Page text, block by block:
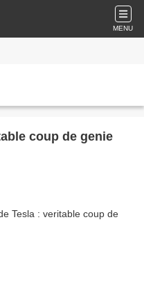
MENU
coup de genie